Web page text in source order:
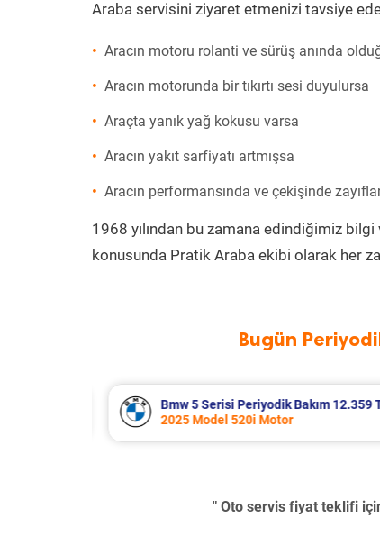
Araba servisini ziyaret etmenizi tavsiye
Aracın motoru rolanti ve sürüş anında
Aracın motorunda bir tıkırtı sesi duyulursa
Araçta yanık yağ kokusu varsa
Aracın yakıt sarfiyatı artmışsa
Aracın performansında ve çekişinde
1968 yılından bu zamana edindiğimiz
konusunda Pratik Araba ekibi olarak her
Bugün
Suzuki Vitara Periyodik Bakım
2020 Model 1.4 BoosterJet
" Oto servis fiyat teklifi